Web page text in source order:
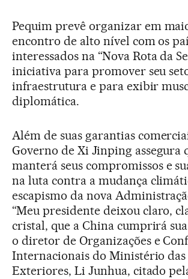
Pequim prevê organizar em
encontro de alto nível com os
interessados na “Nova Rota da
iniciativa para promover seu
infraestrutura e para exibir
diplomática.
Além de suas garantias
Governo de Xi Jinping assegura
manterá seus compromissos e
na luta contra a mudança
escapismo da nova
“Meu presidente deixou claro,
cristal, que a China cumprirá
o diretor de Organizações e
Internacionais do Ministério das
Exteriores, Li Junhua, citado